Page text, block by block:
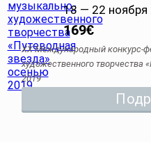
18 — 22 ноября
169€
XX Международный конкурс-
художественного творчества
2019